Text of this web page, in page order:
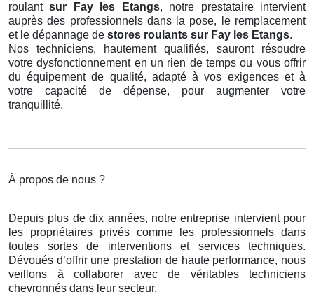
roulantsur Fay les Etangs, notre prestataire intervient
auprès des professionnels dans la pose, le remplacement
et le dépannage de stores roulants sur Fay les Etangs.
Nos techniciens, hautement qualifiés, sauront résoudre
votre dysfonctionnement en un rien de temps ou vous offrir
du équipement de qualité, adapté à vos exigences et à
votre capacité de dépense, pour augmenter votre
tranquillité.
À propos de nous ?
Depuis plus de dix années, notre entreprise intervient pour
les propriétaires privés comme les professionnels dans
toutes sortes de interventions et services techniques.
Dévoués d’offrir une prestation de haute performance, nous
veillons à collaborer avec de véritables techniciens
chevronnés dans leur secteur.